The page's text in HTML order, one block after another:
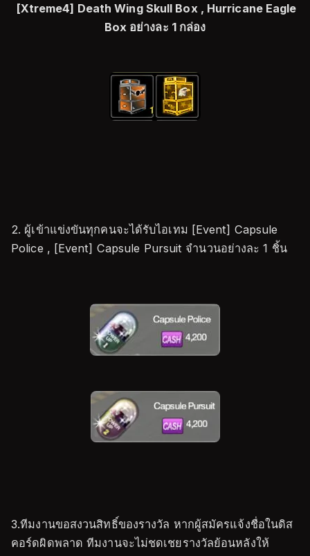
[Xtreme4] Death Wing Skull Box , Hurricane Eagle
Box อย่างละ 1 กล่อง
2. ผู้เข้าแข่งขันทุกคนจะได้รับไอเทม [Event] Capsule
Police , [Event] Capsule Pursuit จำนวนอย่างละ 1 ชิ้น
3.ทีมงานขอสงวนสิทธิ์ของรางวัล หากผู้สมัครแจ้งชื่อในดิส
คอร์ดผิดพลาด ทีมงานจะไม่ชดเชยรางวัลย้อนหลังให้